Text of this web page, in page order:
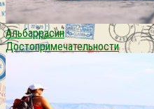
Альбаррасин
Достопримечательности